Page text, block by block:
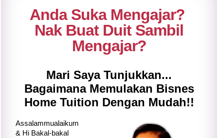
Anda Suka Mengajar?
Nak Buat Duit Sambil
Mengajar?
Mari Saya Tunjukkan...
Bagaimana Memulakan Bisnes
Home Tuition Dengan Mudah!!
Assalammualaikum
& Hi Bakal-bakal